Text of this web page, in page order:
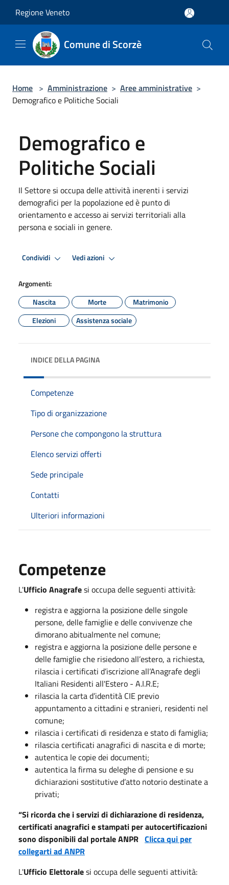
Regione Veneto
Comune di Scorzè
Home > Amministrazione > Aree amministrative >
Demografico e Politiche Sociali
Demografico e
Politiche Sociali
Il Settore si occupa delle attività inerenti i servizi
demografici per la popolazione ed è punto di
orientamento e accesso ai servizi territoriali alla
persona e sociali in genere.
Condividi Vedi azioni
Argomenti:
Nascita
Morte
Matrimonio
Elezioni
Assistenza sociale
INDICE DELLA PAGINA
Competenze
Tipo di organizzazione
Persone che compongono la struttura
Elenco servizi offerti
Sede principale
Contatti
Ulteriori informazioni
Competenze
L'Ufficio Anagrafesi occupa delle seguenti attività:
registra e aggiorna la posizione delle singole
persone, delle famiglie e delle convivenze che
dimorano abitualmente nel comune;
registra e aggiorna la posizione delle persone e
delle famiglie che risiedono all’estero, a richiesta,
rilascia i certificati d’iscrizione all’Anagrafe degli
Italiani Residenti all'Estero - A.I.R.E;
rilascia la carta d’identità CIE previo
appuntamento a cittadini e stranieri, residenti nel
comune;
rilascia i certificati di residenza e stato di famiglia;
rilascia certificati anagrafici di nascita e di morte;
autentica le copie dei documenti;
autentica la firma su deleghe di pensione e su
dichiarazioni sostitutive d’atto notorio destinate a
privati;
“Si ricorda che i servizi di dichiarazione di residenza,
certificati anagrafici e stampati per autocertificazioni
sono disponibili dal portale ANPR Clicca qui per
collegarti ad ANPR
L'Ufficio Elettoralesi occupa delle seguenti attività: